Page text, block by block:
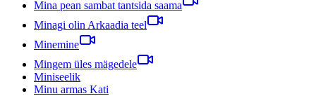
Mina pean sambat tantsida saama
Minagi olin Arkaadia teel
Minemine
Mingem üles mägedele
Miniseelik
Minu armas Kati